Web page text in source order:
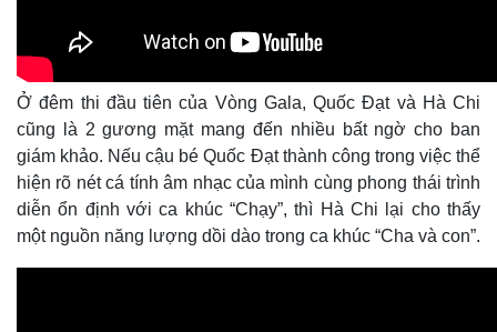
Ở đêm thi đầu tiên của Vòng Gala, Quốc Đạt và Hà Chi
cũng là 2 gương mặt mang đến nhiều bất ngờ cho ban
giám khảo. Nếu cậu bé Quốc Đạt thành công trong việc thể
hiện rõ nét cá tính âm nhạc của mình cùng phong thái trình
diễn ổn định với ca khúc “Chạy”, thì Hà Chi lại cho thấy
một nguồn năng lượng dồi dào trong ca khúc “Cha và con”.